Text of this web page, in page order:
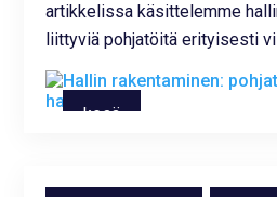
kesä
artikkelissa käsittelemme
liittyviä pohjatöitä erityisesti